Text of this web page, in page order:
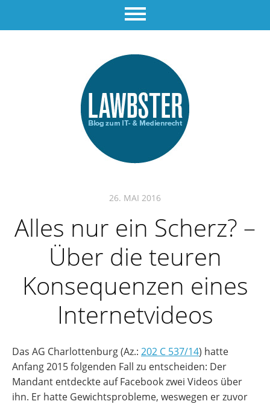
26. MAI 2016
Alles nur ein Scherz? –
Über die teuren
Konsequenzen eines
Internetvideos
Das AG Charlottenburg (Az.: 202 C 537/14) hatte
Anfang 2015 folgenden Fall zu entscheiden: Der
Mandant entdeckte auf Facebook zwei Videos über
ihn. Er hatte Gewichtsprobleme, weswegen er zuvor